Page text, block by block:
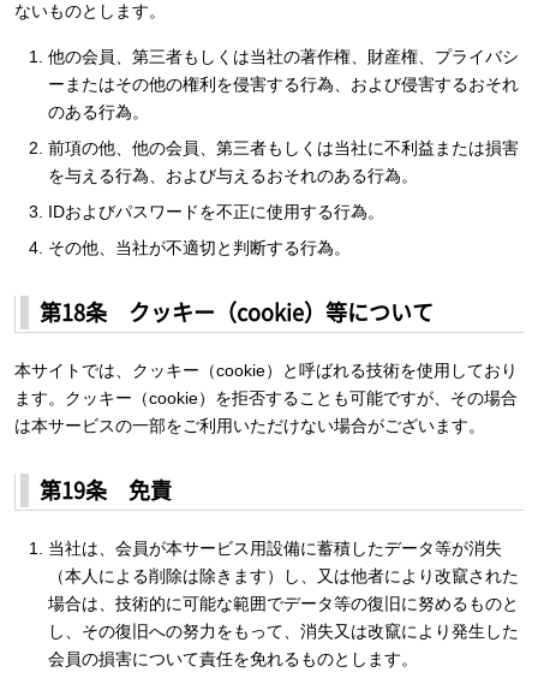
ないものとします。
他の会員、第三者もしくは当社の著作権、財産権、プライバシ
ーまたはその他の権利を侵害する行為、および侵害するおそれ
のある行為。
前項の他、他の会員、第三者もしくは当社に不利益または損害
を与える行為、および与えるおそれのある行為。
IDおよびパスワードを不正に使用する行為。
その他、当社が不適切と判断する行為。
第18条 クッキー（cookie）等について
本サイトでは、クッキー（cookie）と呼ばれる技術を使用しており
ます。クッキー（cookie）を拒否することも可能ですが、その場合
は本サービスの一部をご利用いただけない場合がございます。
第19条 免責
当社は、会員が本サービス用設備に蓄積したデータ等が消失
（本人による削除は除きます）し、又は他者により改竄された
場合は、技術的に可能な範囲でデータ等の復旧に努めるものと
し、その復旧への努力をもって、消失又は改竄により発生した
会員の損害について責任を免れるものとします。